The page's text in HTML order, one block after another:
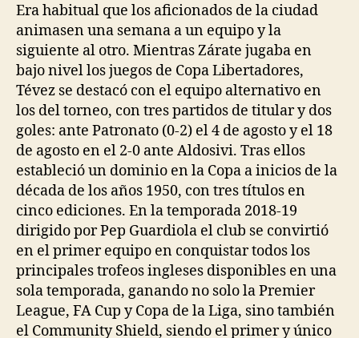
Era habitual que los aficionados de la ciudad
animasen una semana a un equipo y la
siguiente al otro. Mientras Zárate jugaba en
bajo nivel los juegos de Copa Libertadores,
Tévez se destacó con el equipo alternativo en
los del torneo, con tres partidos de titular y dos
goles: ante Patronato (0-2) el 4 de agosto y el 18
de agosto en el 2-0 ante Aldosivi. Tras ellos
estableció un dominio en la Copa a inicios de la
década de los años 1950, con tres títulos en
cinco ediciones. En la temporada 2018-19
dirigido por Pep Guardiola el club se convirtió
en el primer equipo en conquistar todos los
principales trofeos ingleses disponibles en una
sola temporada, ganando no solo la Premier
League, FA Cup y Copa de la Liga, sino también
el Community Shield, siendo el primer y único